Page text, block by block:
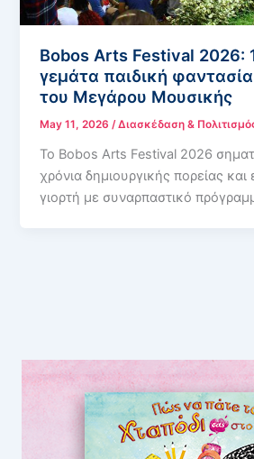
Bobos Arts Festival 2026:
γεμάτα παιδική
του Μεγάρου Μουσικής
May 11, 2026/Διασκέδαση &
Το Bobos Arts Festival 2026
χρόνια δημιουργικής πορείας και
γιορτή με συναρπαστικό